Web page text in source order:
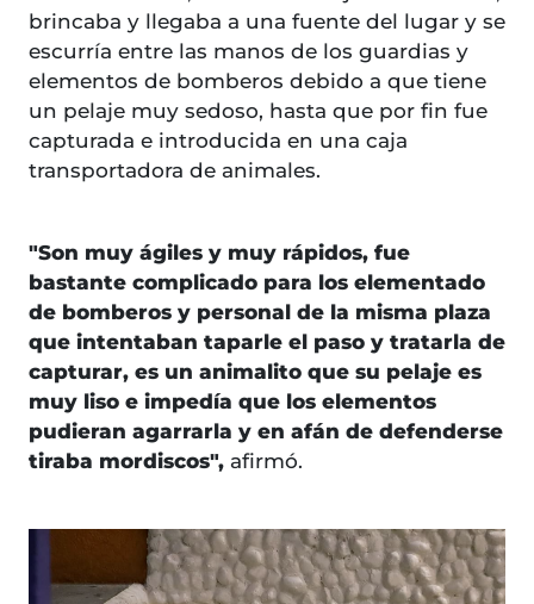
brincaba y llegaba a una fuente del lugar y se
escurría entre las manos de los guardias y
elementos de bomberos debido a que tiene
un pelaje muy sedoso, hasta que por fin fue
capturada e introducida en una caja
transportadora de animales.
"Son muy ágiles y muy rápidos, fue
bastante complicado para los elementado
de bomberos y personal de la misma plaza
que intentaban taparle el paso y tratarla de
capturar, es un animalito que su pelaje es
muy liso e impedía que los elementos
pudieran agarrarla y en afán de defenderse
tiraba mordiscos", afirmó.